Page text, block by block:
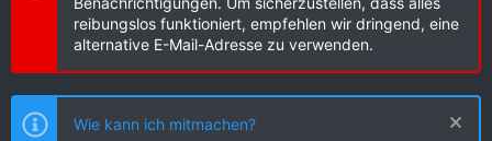
a
m
reibungslos funktioniert, empfehlen wir dringend, eine
alternative E-Mail-Adresse zu verwenden.
Wie kann ich mitmachen?